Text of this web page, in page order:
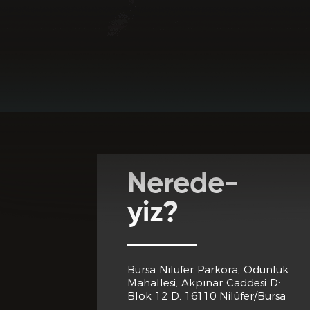
Nerede-
yiz?
Bursa Nilüfer Parkora, Odunluk
Mahallesi, Akpınar Caddesi D:
Blok 12 D, 16110 Nilüfer/Bursa
Son
Club Inferno
Club Inferno